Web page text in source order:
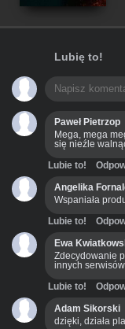
Lubię to!
Paweł Pietrzop
Mega, mega
się nieźle
Lubie to!
Angelika
Wspaniała
Lubie to!
Ewa
Zdecydowanie
innych
Lubie to!
Adam Sikorski
dzięki, działa